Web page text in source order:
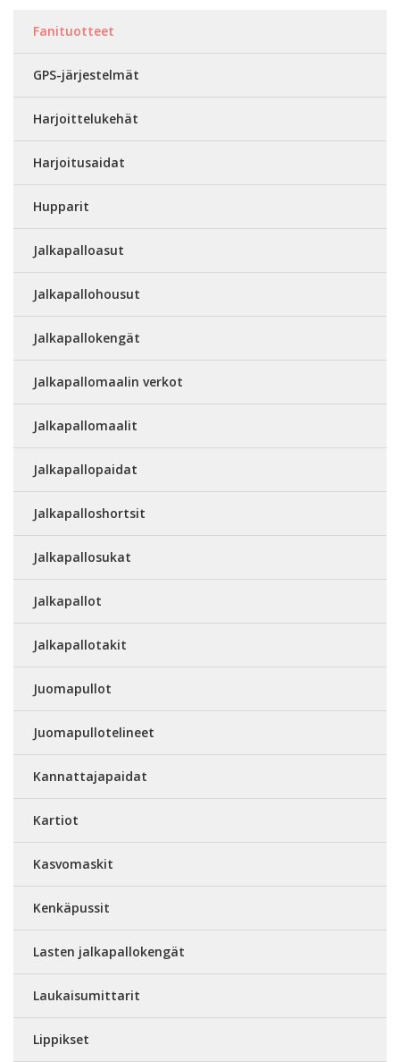
Fanituotteet
GPS-järjestelmät
Harjoittelukehät
Harjoitusaidat
Hupparit
Jalkapalloasut
Jalkapallohousut
Jalkapallokengät
Jalkapallomaalin verkot
Jalkapallomaalit
Jalkapallopaidat
Jalkapalloshortsit
Jalkapallosukat
Jalkapallot
Jalkapallotakit
Juomapullot
Juomapullotelineet
Kannattajapaidat
Kartiot
Kasvomaskit
Kenkäpussit
Lasten jalkapallokengät
Laukaisumittarit
Lippikset